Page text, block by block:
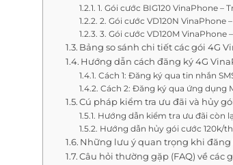
1. Gói cước BIG120 VinaPhone –
2. Gói cước VD120N VinaPhone
3. Gói cước VD120M
Bảng so sánh chi tiết các gói 4G
Hướng dẫn cách đăng ký 4G
Cách 1: Đăng ký qua tin nhắn
Cách 2: Đăng ký qua ứng dụng
Cú pháp kiểm tra ưu đãi và hủy
Hướng dẫn kiểm tra ưu đãi còn
Hướng dẫn hủy gói cước 120k/
Những lưu ý quan trọng khi
Câu hỏi thường gặp (FAQ) về các